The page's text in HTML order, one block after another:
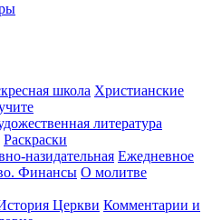
школа Христианские
литература
Раскраски
назидательная Ежедневное
Финансы О молитве
Церкви Комментарии и